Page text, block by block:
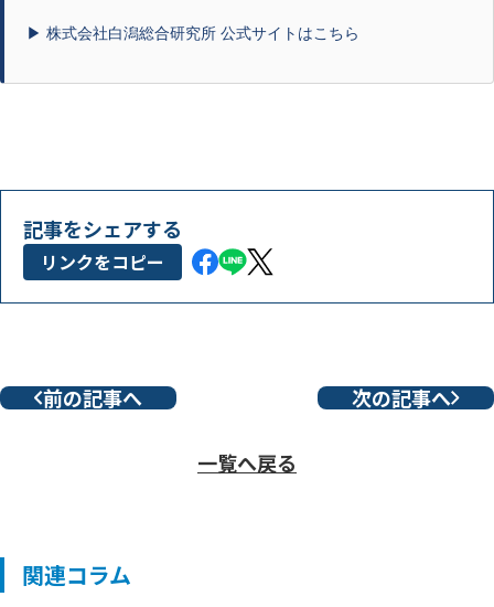
▶ 株式会社白潟総合研究所 公式サイトはこちら
記事をシェアする
リンクをコピー
前の記事へ
一覧へ戻る
次の記事へ
関連コラム